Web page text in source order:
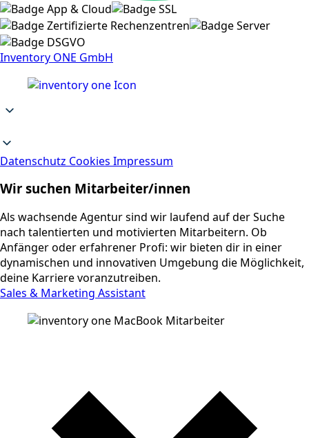
Inventory ONE GmbH
Datenschutz Cookies Impressum
Wir suchen Mitarbeiter/innen
Als wachsende Agentur sind wir laufend auf der Suche
nach talentierten und motivierten Mitarbeitern. Ob
Anfänger oder erfahrener Profi: wir bieten dir in einer
dynamischen und innovativen Umgebung die Möglichkeit,
deine Karriere voranzutreiben.
Sales & Marketing Assistant